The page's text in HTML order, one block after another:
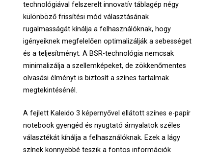
technológiával felszerelt innovatív táblagép négy
különböző frissítési mód választásának
rugalmasságát kínálja a felhasználóknak, hogy
igényeiknek megfelelően optimalizálják a sebességet
és a teljesítményt. A BSR-technológia nemcsak
minimalizálja a szellemképeket, de zökkenőmentes
olvasási élményt is biztosít a színes tartalmak
megtekintésénél.
A fejlett Kaleido 3 képernyővel ellátott színes e-papír
notebook gyengéd és nyugtató árnyalatok széles
választékát kínálja a felhasználóknak. Ezek a lágy
színek könnyebbé teszik a fontos információk